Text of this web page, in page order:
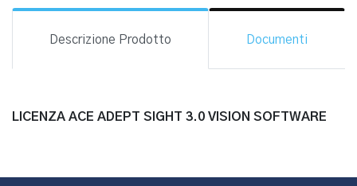
Descrizione Prodotto Documenti
LICENZA ACE ADEPT SIGHT 3.0 VISION SOFTWARE